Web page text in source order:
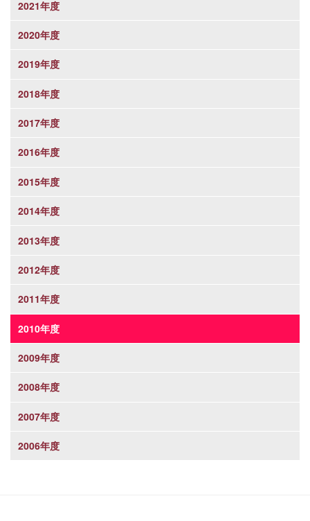
2021年度
2020年度
2019年度
2018年度
2017年度
2016年度
2015年度
2014年度
2013年度
2012年度
2011年度
2010年度
2009年度
2008年度
2007年度
2006年度